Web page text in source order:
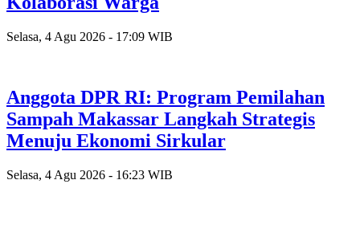
Selasa, 4 Agu 2026 - 17:09 WIB
Anggota DPR RI: Program Pemilahan
Sampah Makassar Langkah Strategis
Menuju Ekonomi Sirkular
Selasa, 4 Agu 2026 - 16:23 WIB